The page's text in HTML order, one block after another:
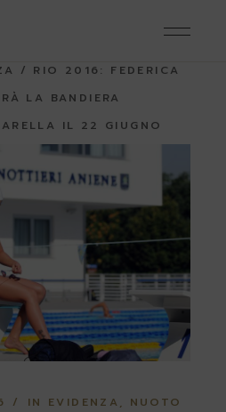
RIO 2016: FEDERICA
LA BANDIERA
IL 22 GIUGNO
IN EVIDENZA
NUOTO